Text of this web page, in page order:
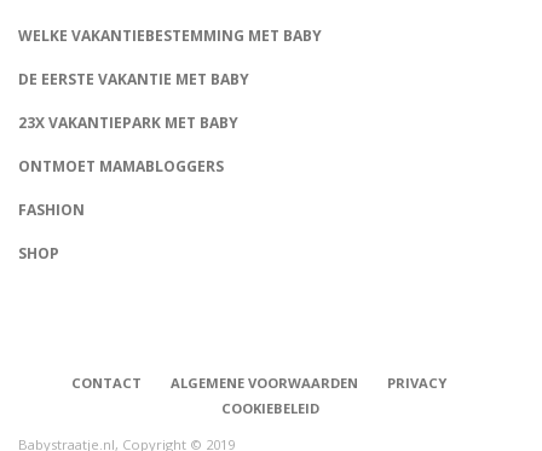
WELKE VAKANTIEBESTEMMING MET BABY
DE EERSTE VAKANTIE MET BABY
23X VAKANTIEPARK MET BABY
ONTMOET MAMABLOGGERS
FASHION
SHOP
CONTACT ALGEMENE VOORWAARDEN
PRIVACY
COOKIEBELEID
Babystraatje.nl, Copyright © 2019